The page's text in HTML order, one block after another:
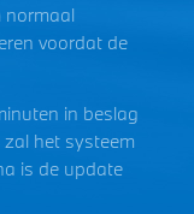
normaal
voordat de
in beslag
het systeem
is de update